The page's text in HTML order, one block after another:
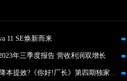
11 SE焕新而来
年三季度报告 营收利润双增长
生成式AI如何帮厂长降本提效?《你好!厂长》第四期独家揭秘